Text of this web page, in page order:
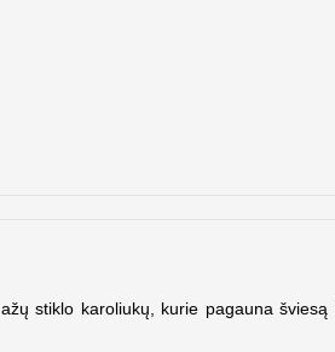
stiklo karoliukų, kurie pagauna